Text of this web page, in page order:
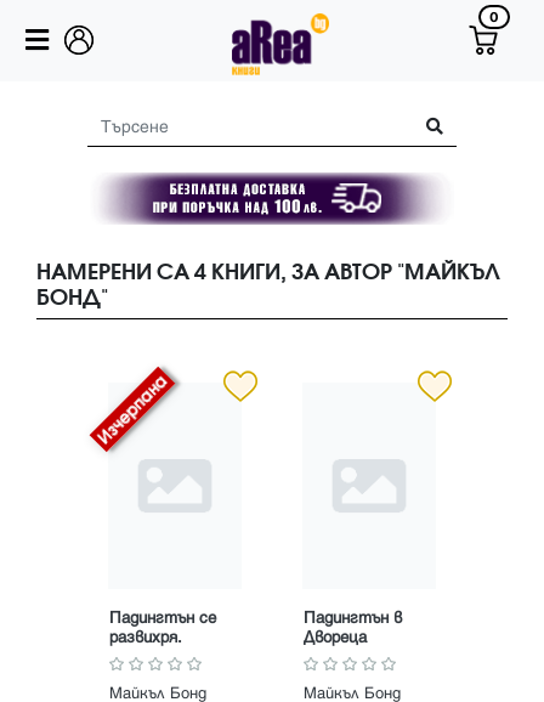
0
НАМЕРЕНИ СА 4 КНИГИ, ЗА АВТОР "МАЙКЪЛ
БОНД"
Падингтън се
развихря.
Класическите
приключения на
мечето от Тъмно
Майкъл Бонд
Падингтън в
Двореца
Майкъл Бонд